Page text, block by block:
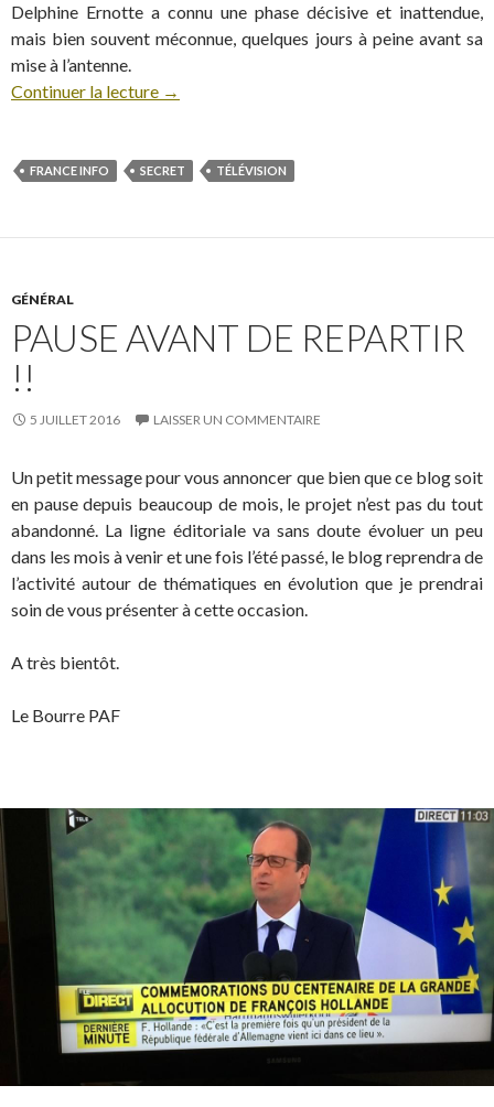
Delphine Ernotte a connu une phase décisive et inattendue,
mais bien souvent méconnue, quelques jours à peine avant sa
mise à l’antenne.
Continuer la lecture →
FRANCE INFO SECRET TÉLÉVISION
GÉNÉRAL
PAUSE AVANT DE REPARTIR
!!
5 JUILLET 2016 LAISSER UN COMMENTAIRE
Un petit message pour vous annoncer que bien que ce blog soit
en pause depuis beaucoup de mois, le projet n’est pas du tout
abandonné. La ligne éditoriale va sans doute évoluer un peu
dans les mois à venir et une fois l’été passé, le blog reprendra de
l’activité autour de thématiques en évolution que je prendrai
soin de vous présenter à cette occasion.
A très bientôt.
Le Bourre PAF